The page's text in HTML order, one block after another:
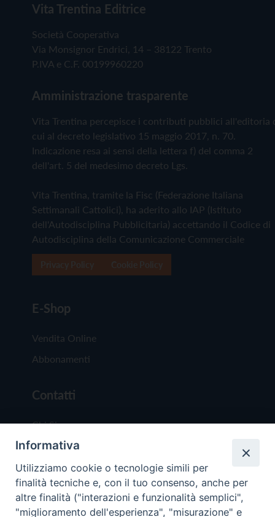
Vita Trentina Editrice
Società Cooperativa
Via Monsignor Endrici, 14 – 38122 Trento
P.IVA e C.F. 00199960220
Amministrazione trasparente
Vita Trentina percepisce i contributi pubblici all'editoria
cui al decreto legislativo 15 maggio 2017, n. 70.
Indicazione resa ai sensi della lettera f) del comma 2
dell'art. 5 del medesimo decreto Lgs.
Vita Trentina, tramite la Fisc (Federazione Italiana
Settimanali Cattolici), ha aderito allo IAP (Istituto
dell'Autodisciplina Pubblicitaria) accettando il Codice di
Autodisciplina della Comunicazione Commerciale
E-Shop
Vendita Online
Abbonamenti
Contatti
Chi Siamo
Redazione
Scrivici
Informativa
Utilizziamo cookie o tecnologie simili per
finalità tecniche e, con il tuo consenso, anche per
altre finalità ("interazioni e funzionalità semplici",
"miglioramento dell'esperienza", "misurazione" e